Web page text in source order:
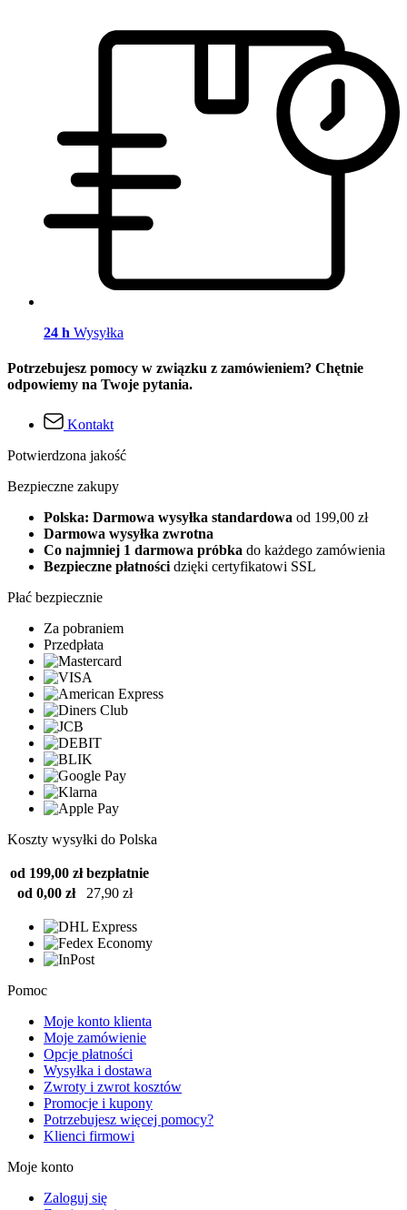
24 h Wysyłka
Potrzebujesz pomocy w związku z zamówieniem? Chętnie
odpowiemy na Twoje pytania.
Kontakt
Potwierdzona jakość
Bezpieczne zakupy
Polska: Darmowa wysyłka standardowa od 199,00 zł
Darmowa wysyłka zwrotna
Co najmniej 1 darmowa próbka do każdego zamówienia
Bezpieczne płatności dzięki certyfikatowi SSL
Płać bezpiecznie
Za pobraniem
Przedpłata
Koszty wysyłki do Polska
od 199,00 zł bezpłatnie
od 0,00 zł
27,90 zł
Pomoc
Moje konto klienta
Moje zamówienie
Opcje płatności
Wysyłka i dostawa
Zwroty i zwrot kosztów
Promocje i kupony
Potrzebujesz więcej pomocy?
Klienci firmowi
Moje konto
Zaloguj się